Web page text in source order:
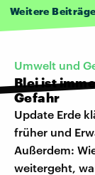
Weitere
Umwelt und
Blei ist
Gefahr
Update Erde
früher und
Außerdem:
weitergeht,